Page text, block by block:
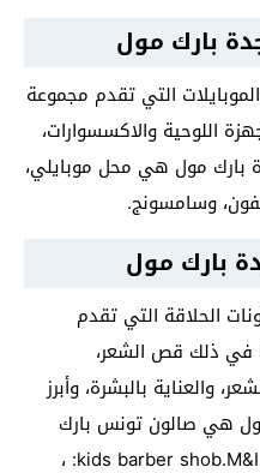
بارك مول
التي تقدم مجموعة
اللوحية والاكسسوارات،
بارك مول هي محل موبايلي،
وسامسونج.
بارك مول
الحلاقة التي تقدم
في ذلك قص الشعر،
والعناية بالبشرة، وأبرز
هي صالون تونس بارك
للحلاقة الرجالية، وصالون اطفال .kids barber shob.M&I: ،